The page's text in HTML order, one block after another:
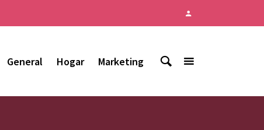
General Hogar Marketing